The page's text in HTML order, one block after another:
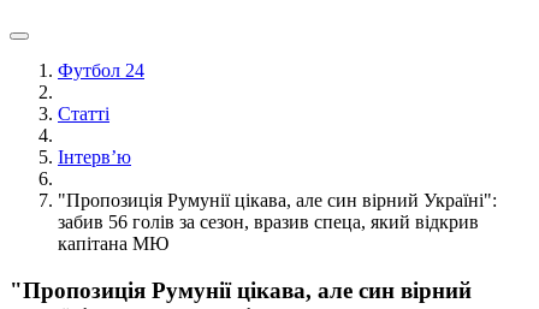
Футбол 24
Статті
Інтерв’ю
"Пропозиція Румунії цікава, але син вірний Україні":
забив 56 голів за сезон, вразив спеца, який відкрив
капітана МЮ
"Пропозиція Румунії цікава, але син вірний